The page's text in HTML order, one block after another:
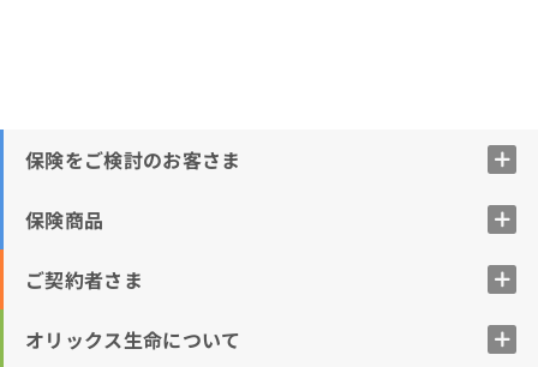
保険をご検討のお客さま
保険商品
ご契約者さま
オリックス生命について